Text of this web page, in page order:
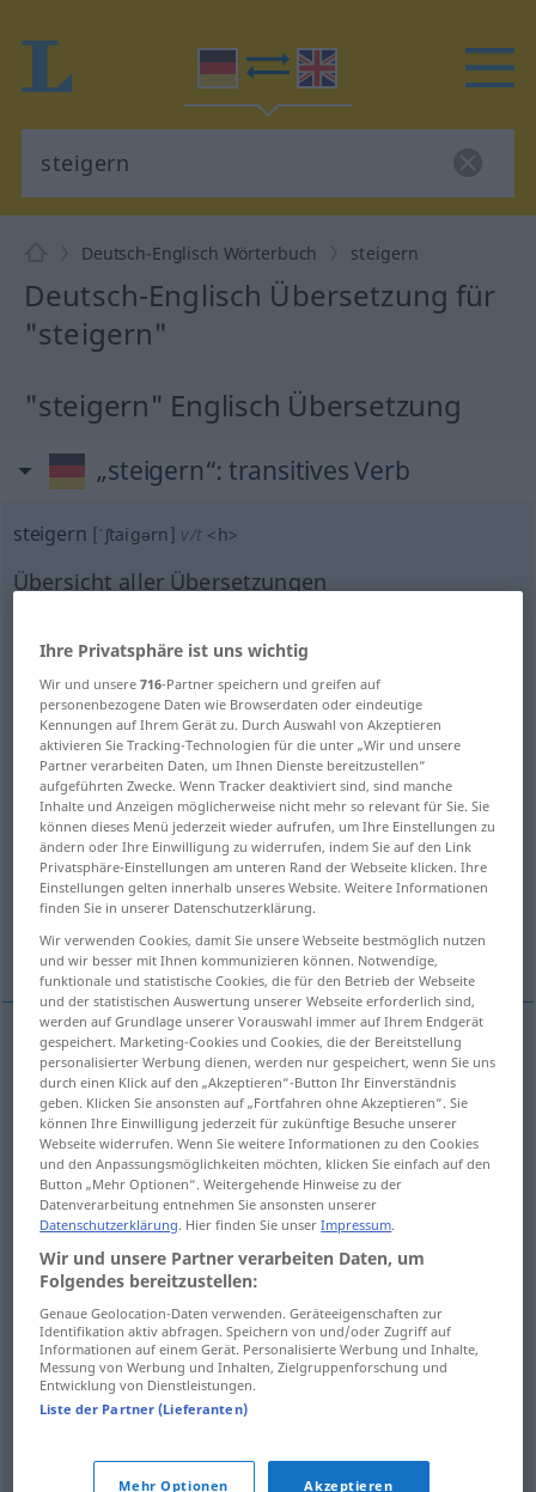
Deutsch-Englisch Wörterbuch steigern
Deutsch-Englisch Übersetzung für
"steigern"
"steigern" Englisch Übersetzung
„steigern“: transitives Verb
steigern [ˈʃtaigərn] v/t <h>
Übersicht aller Übersetzungen
increase, augment, heighten
heighten, intensify, increase improve
aggravate
increase, increase, raise, increase, boost, step
up
compare
increase steigernvermehren, erhöhen
augment steigern vermehren, erhöhen
heighten steigern vermehren, erhöhen
heighten steigernintensivieren
intensify steigernintensivieren
increase steigernintensivieren
Ihre Privatsphäre ist uns wichtig
Wir und unsere716-Partner speichern und greifen auf
personenbezogene Daten wie Browserdaten oder eindeutige
Kennungen auf Ihrem Gerät zu. Durch Auswahl von Akzeptieren
aktivieren Sie Tracking-Technologien für die unter „Wir und unsere
Partner verarbeiten Daten, um Ihnen Dienste bereitzustellen“
aufgeführten Zwecke. Wenn Tracker deaktiviert sind, sind manche
Inhalte und Anzeigen möglicherweise nicht mehr so relevant für Sie. Sie
können dieses Menü jederzeit wieder aufrufen, um Ihre Einstellungen zu
ändern oder Ihre Einwilligung zu widerrufen, indem Sie auf den Link
Privatsphäre-Einstellungen am unteren Rand der Webseite klicken. Ihre
Einstellungen gelten innerhalb unseres Website. Weitere Informationen
finden Sie in unserer Datenschutzerklärung.
Wir verwenden Cookies, damit Sie unsere Webseite bestmöglich nutzen
und wir besser mit Ihnen kommunizieren können. Notwendige,
funktionale und statistische Cookies, die für den Betrieb der Webseite
und der statistischen Auswertung unserer Webseite erforderlich sind,
werden auf Grundlage unserer Vorauswahl immer auf Ihrem Endgerät
gespeichert. Marketing-Cookies und Cookies, die der Bereitstellung
personalisierter Werbung dienen, werden nur gespeichert, wenn Sie uns
durch einen Klick auf den „Akzeptieren“-Button Ihr Einverständnis
geben. Klicken Sie ansonsten auf „Fortfahren ohne Akzeptieren“. Sie
können Ihre Einwilligung jederzeit für zukünftige Besuche unserer
Webseite widerrufen. Wenn Sie weitere Informationen zu den Cookies
und den Anpassungsmöglichkeiten möchten, klicken Sie einfach auf den
Button „Mehr Optionen“. Weitergehende Hinweise zu der
Datenverarbeitung entnehmen Sie ansonsten unserer
Datenschutzerklärung. Hier finden Sie unserImpressum.
Wir und unsere Partner verarbeiten Daten, um
Folgendes bereitzustellen:
Genaue Geolocation-Daten verwenden. Geräteeigenschaften zur
Identifikation aktiv abfragen. Speichern von und/oder Zugriff auf
Informationen auf einem Gerät. Personalisierte Werbung und Inhalte,
Messung von Werbung und Inhalten, Zielgruppenforschung und
Entwicklung von Dienstleistungen.
Liste der Partner (Lieferanten)
Mehr Optionen Akzeptieren